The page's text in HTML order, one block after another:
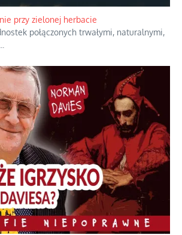
przy zielonej herbacie
połączonych trwałymi, naturalnymi,